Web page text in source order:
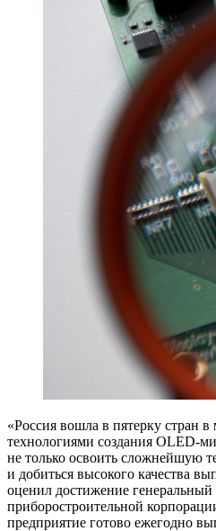
«Россия вошла в пятерку стран
технологиями создания OLED-
не только освоить сложнейшую
и добиться высокого качества
оценил достижение
приборостроительной
предприятие готово ежегодно